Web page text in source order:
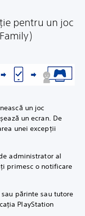
pentru un joc
un joc
un ecran. De
unei excepții
administrator al
primesc o notificare
părinte sau tutore
PlayStation